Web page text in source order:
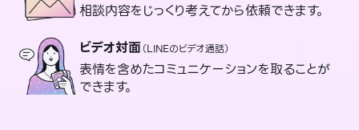
相談内容をじっくり考えてから依頼できます。
ビデオ対面（LINEのビデオ通話）
表情を含めたコミュニケーションを取ることが
できます。